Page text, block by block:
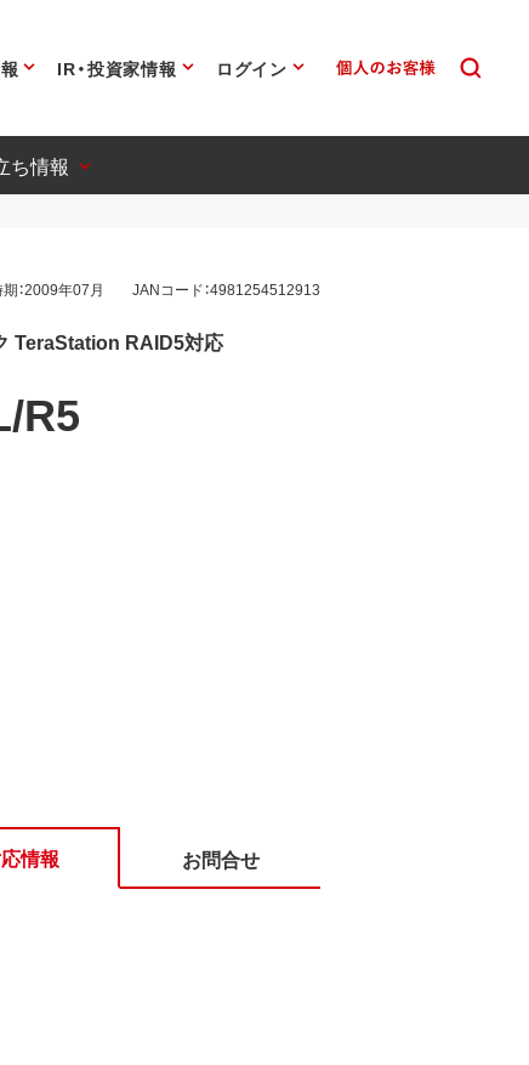
IR・投資家情報 ログイン
ち情報
：2009年07月 JANコード：4981254512913
TeraStation RAID5対応
R5
情報 お問合せ